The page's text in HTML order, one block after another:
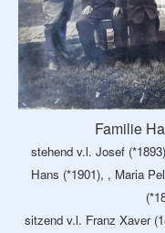
Familie
stehend v.l. Josef
Hans (*1901), , Maria
sitzend v.l. Franz Xaver